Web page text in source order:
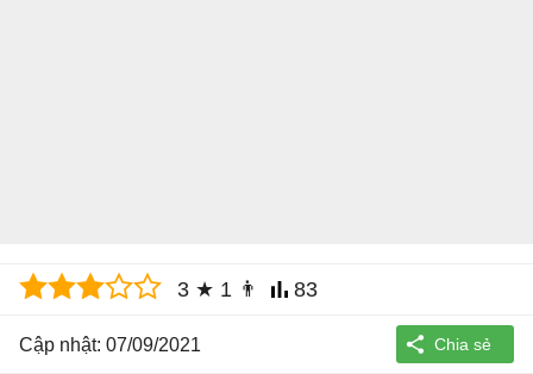
3 ★ 1 👨 83
Cập nhật: 07/09/2021